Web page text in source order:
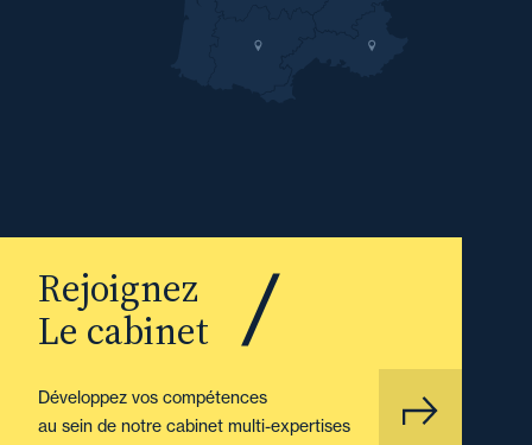
Rejoignez
Le cabinet
Développez vos compétences
au sein de notre cabinet multi-expertises